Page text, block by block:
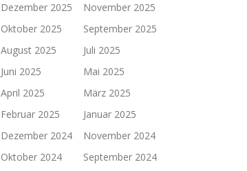
Dezember 2025
November 2025
Oktober 2025
September 2025
August 2025
Juli 2025
Juni 2025
Mai 2025
April 2025
März 2025
Februar 2025
Januar 2025
Dezember 2024
November 2024
Oktober 2024
September 2024